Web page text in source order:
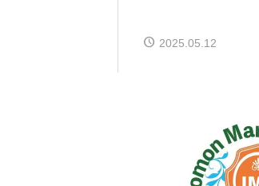
2025.05.12